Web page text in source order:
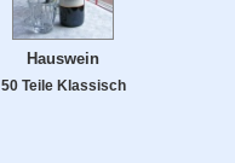
Hauswein
50 Teile Klassisch